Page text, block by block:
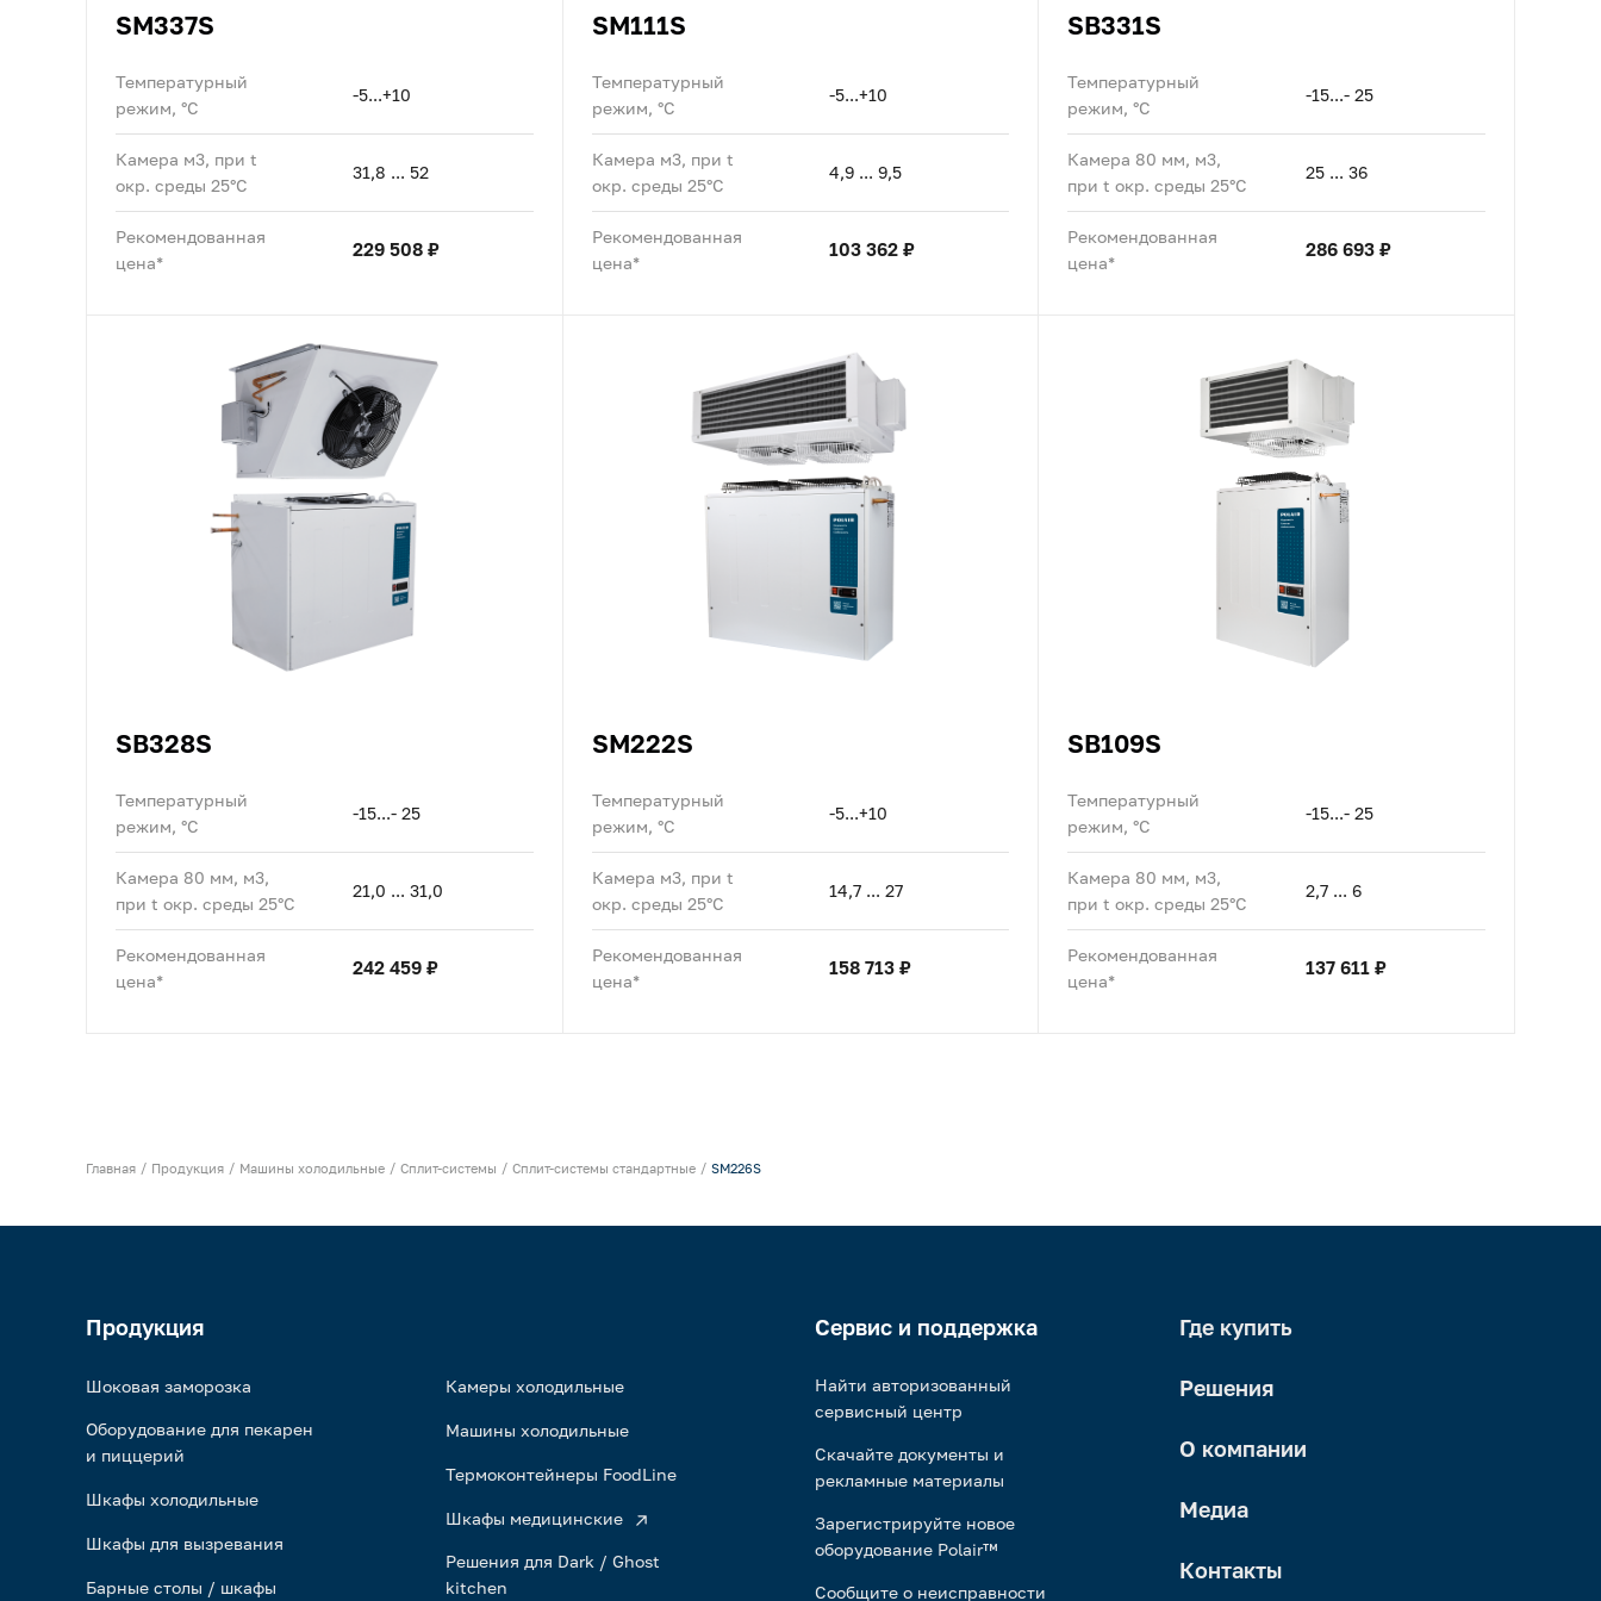
SM337S
Температурный
режим, °C
-5...+10
Камера м3, при t
окр. среды 25°C
31,8 ... 52
Рекомендованная
цена*
229 508 ₽
SM111S
Температурный
режим, °C
-5...+10
Камера м3, при t
окр. среды 25°C
4,9 ... 9,5
Рекомендованная
цена*
103 362 ₽
SB331S
Температурный
режим, °C
-15...- 25
Камера 80 мм, м3,
при t окр. среды 25°C
25 ... 36
Рекомендованная
цена*
286 693 ₽
SB328S
Температурный
режим, °C
-15...- 25
Камера 80 мм, м3,
при t окр. среды 25°C
21,0 ... 31,0
Рекомендованная
цена*
242 459 ₽
SM222S
Температурный
режим, °C
-5...+10
Камера м3, при t
окр. среды 25°C
14,7 ... 27
Рекомендованная
цена*
158 713 ₽
SB109S
Температурный
режим, °C
-15...- 25
Камера 80 мм, м3,
при t окр. среды 25°C
2,7 ... 6
Рекомендованная
цена*
137 611 ₽
Главная Продукция Машины холодильные Сплит-системы Сплит-системы стандартные SM226S
Продукция
Шоковая заморозка
Оборудование для пекарен
и пиццерий
Шкафы холодильные
Шкафы для вызревания
Барные столы / шкафы
Камеры холодильные
Машины холодильные
Термоконтейнеры FoodLine
Шкафы медицинские
Решения для Dark / Ghost
kitchen
Сервис и поддержка
Найти авторизованный
сервисный центр
Скачайте документы и
рекламные материалы
Зарегистрируйте новое
оборудование Polair™
Сообщите о неисправности
Где купить
Решения
О компании
Медиа
Контакты